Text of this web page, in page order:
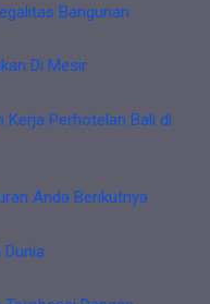
Bangunan
Di Mesir
Kerja Perhotelan Bali di
Anda Berikutnya